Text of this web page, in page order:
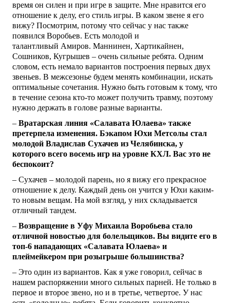
время он силен и при игре в защите. Мне нравится его
отношение к делу, его стиль игры. В каком звене я его
вижу? Посмотрим, потому что сейчас у нас также
появился Воробьев. Есть молодой и
талантливый Амиров. Маннинен, Хартикайнен,
Сошников, Кугрышев – очень сильные ребята. Одним
словом, есть немало вариантов построения первых двух
звеньев. В межсезонье будем менять комбинации, искать
оптимальные сочетания. Нужно быть готовым к тому, что
в течение сезона кто-то может получить травму, поэтому
нужно держать в голове разные варианты.
– Вратарская линия «Салавата Юлаева» также
претерпела изменения. Бэкапом Юхи Метсолы стал
молодой Владислав Сухачев из Челябинска, у
которого всего восемь игр на уровне КХЛ. Вас это не
беспокоит?
– Сухачев – молодой парень, но я вижу его прекрасное
отношение к делу. Каждый день он учится у Юхи каким-
то новым вещам. На мой взгляд, у них складывается
отличный тандем.
– Возвращение в Уфу Михаила Воробьева стало
отличной новостью для болельщиков. Вы видите его в
топ-6 нападающих «Салавата Юлаева» и
плеймейкером при розыгрыше большинства?
– Это один из вариантов. Как я уже говорил, сейчас в
нашем распоряжении много сильных парней. Не только в
первое и второе звено, но и в третье, четвертое. У нас